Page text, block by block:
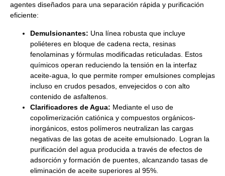
agentes diseñados para una separación rápida y purificación
eficiente:
Demulsionantes: Una línea robusta que incluye
poliéteres en bloque de cadena recta, resinas
fenolaminas y fórmulas modificadas reticuladas. Estos
químicos operan reduciendo la tensión en la interfaz
aceite-agua, lo que permite romper emulsiones complejas
incluso en crudos pesados, envejecidos o con alto
contenido de asfaltenos.
Clarificadores de Agua: Mediante el uso de
copolimerización catiónica y compuestos orgánicos-
inorgánicos, estos polímeros neutralizan las cargas
negativas de las gotas de aceite emulsionado. Logran la
purificación del agua producida a través de efectos de
adsorción y formación de puentes, alcanzando tasas de
eliminación de aceite superiores al 95%.